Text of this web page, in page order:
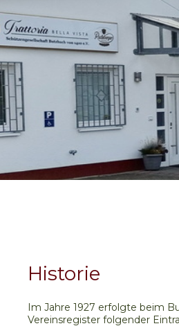
Historie
Im Jahre 1927 erfolgte beim
Vereinsregister folgender